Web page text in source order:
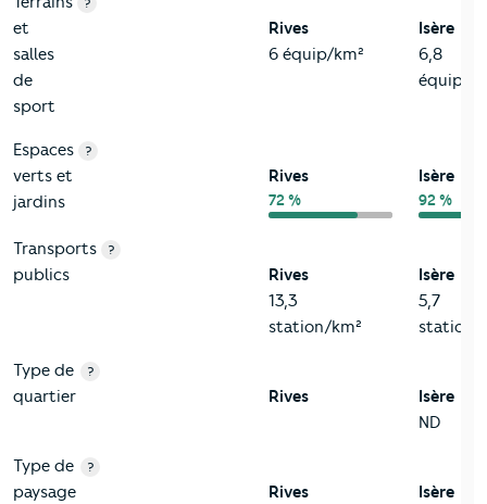
et
salles
de
sport
?
Rives
6 équip/km²
Isère
6,8
équip/
Espaces
verts et
jardins
?
Rives
72 %
Isère
92 %
Transports
publics
?
Rives
13,3
station/km²
Isère
5,7
station/
Type de
quartier
?
Rives
Isère
ND
Type de
paysage
?
Rives
Isère